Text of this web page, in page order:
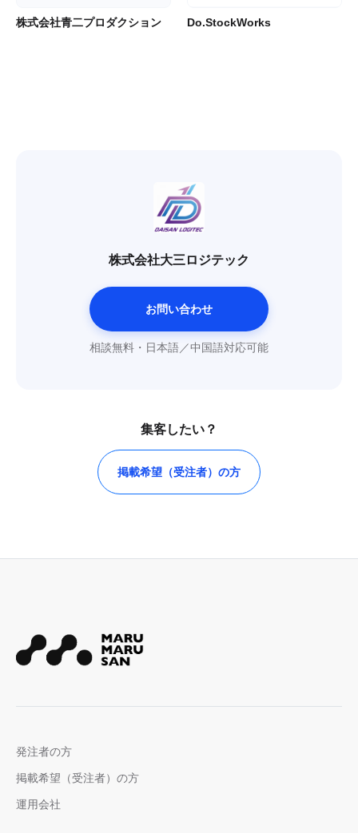
株式会社青二プロダクション Do.StockWorks
株式会社大三ロジテック
お問い合わせ
相談無料・日本語／中国語対応可能
集客したい？
掲載希望（受注者）の方
発注者の方
掲載希望（受注者）の方
運用会社